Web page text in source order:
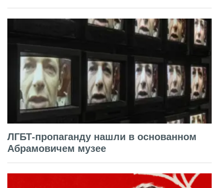
ЛГБТ-пропаганду нашли в основанном
Абрамовичем музее